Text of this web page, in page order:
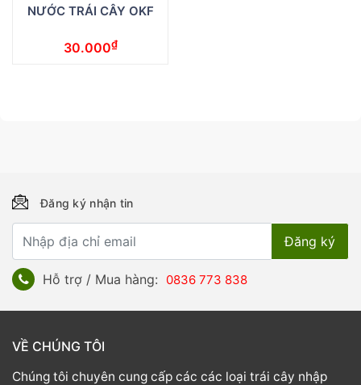
NƯỚC TRÁI CÂY OKF
30.000₫
Đăng ký nhận tin
Hỗ trợ / Mua hàng: 0836 773 838
VỀ CHÚNG TÔI
Chúng tôi chuyên cung cấp các các loại trái cây nhập